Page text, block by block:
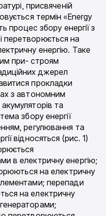
присвяченій
термін «Energy
процес збору енергії з
перетворюється на
енергію. Таке
при- строям
джерел
прокладки
з автономним
та
збору енергії
регулювання та
відносяться (рис. 1)
в електричну енергію;
на електричну
перепади
на електричну